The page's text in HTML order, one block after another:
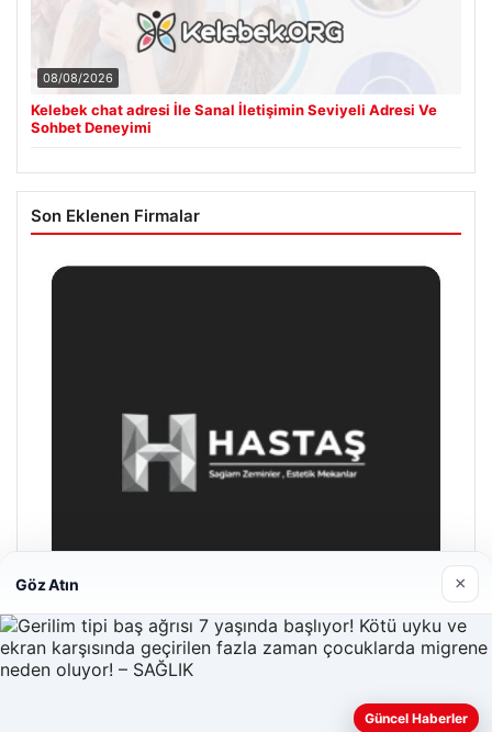
08/08/2026
Kelebek chat adresi İle Sanal İletişimin Seviyeli Adresi Ve
Sohbet Deneyimi
Son Eklenen Firmalar
Göz Atın ×
Güncel Haberler